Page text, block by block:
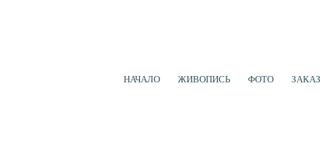
НАЧАЛО ЖИВОПИСЬ ФОТО ЗАКАЗ